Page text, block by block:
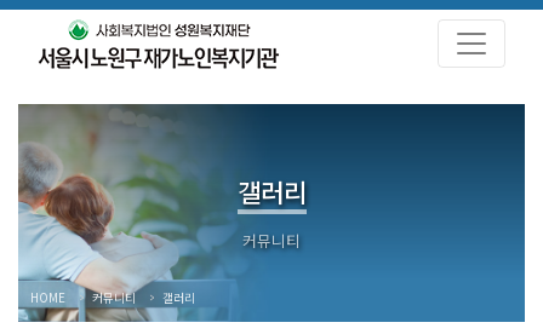
갤러리
HOME 커뮤니티 갤러리